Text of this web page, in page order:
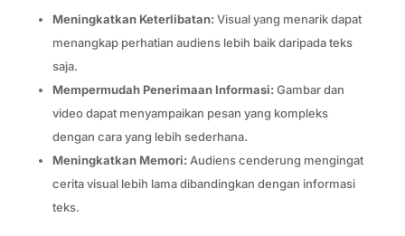
Meningkatkan Keterlibatan: Visual yang menarik dapat
menangkap perhatian audiens lebih baik daripada teks
saja.
Mempermudah Penerimaan Informasi: Gambar dan
video dapat menyampaikan pesan yang kompleks
dengan cara yang lebih sederhana.
Meningkatkan Memori: Audiens cenderung mengingat
cerita visual lebih lama dibandingkan dengan informasi
teks.